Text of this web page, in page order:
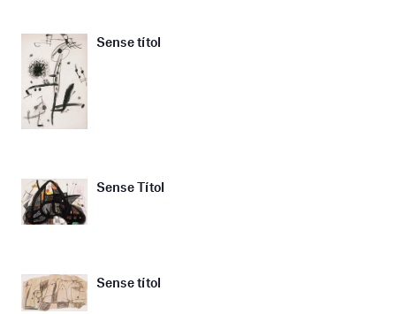
Sense títol
Sense Títol
Sense títol